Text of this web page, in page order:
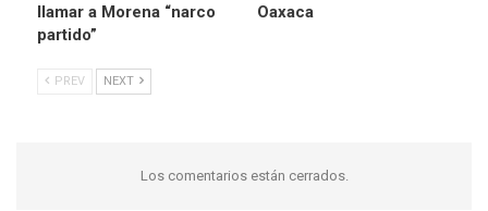
llamar a Morena “narco
partido”
Oaxaca
PREV NEXT
Los comentarios están cerrados.